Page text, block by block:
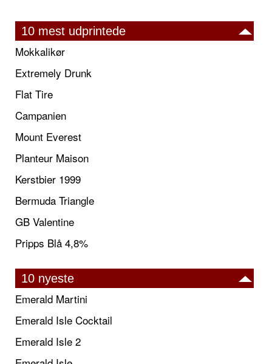
10 mest udprintede
Mokkalikør
Extremely Drunk
Flat Tire
Campanien
Mount Everest
Planteur Maison
Kerstbier 1999
Bermuda Triangle
GB Valentine
Pripps Blå 4,8%
10 nyeste
Emerald Martini
Emerald Isle Cocktail
Emerald Isle 2